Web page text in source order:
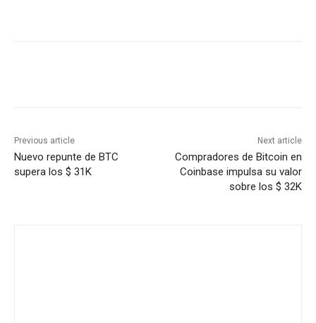
Previous article
Nuevo repunte de BTC
supera los $ 31K
Next article
Compradores de Bitcoin en
Coinbase impulsa su valor
sobre los $ 32K